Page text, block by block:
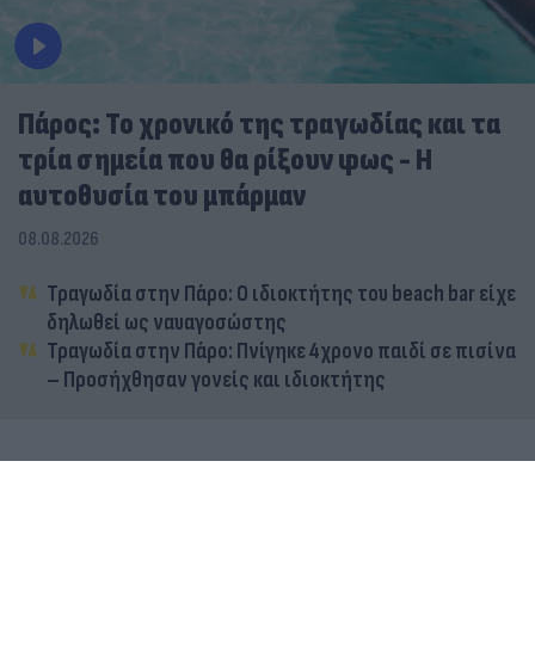
Πάρος: Το χρονικό της τραγωδίας και τα
τρία σημεία που θα ρίξουν φως - Η
αυτοθυσία του μπάρμαν
08.08.2026
Τραγωδία στην Πάρο: Ο ιδιοκτήτης του beach bar είχε
δηλωθεί ως ναυαγοσώστης
Τραγωδία στην Πάρο: Πνίγηκε 4χρονο παιδί σε πισίνα
– Προσήχθησαν γονείς και ιδιοκτήτης